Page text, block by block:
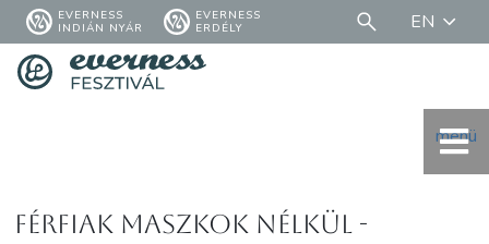
EVERNESS
INDIÁN NYÁR
EVERNESS
ERDÉLY
EN
menü
Férfiak maszkok nélkül -